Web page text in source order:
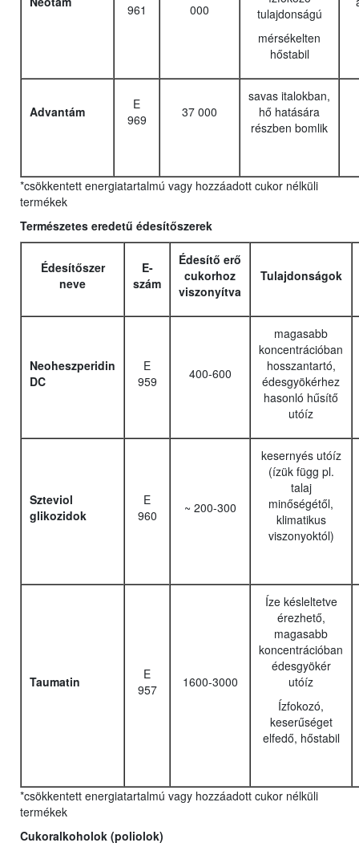
961
000
tulajdonságú
mérsékelten
hőstabil
Advantám
E
969
37 000
savas italokban,
hő hatására
részben bomlik
*csökkentett energiatartalmú vagy hozzáadott cukor nélküli
termékek
Természetes eredetű édesítőszerek
Édesítőszer
neve
E-
szám
Édesítő erő
cukorhoz
viszonyítva
Tulajdonságok
Neoheszperidin
DC
E
959
400-600
magasabb
koncentrációban
hosszantartó,
édesgyökérhez
hasonló hűsítő
utóíz
Szteviol
glikozidok
E
960
~ 200-300
kesernyés utóíz
(ízük függ pl.
talaj
minőségétől,
klimatikus
viszonyoktól)
Taumatin
E
957
1600-3000
Íze késleltetve
érezhető,
magasabb
koncentrációban
édesgyökér
utóíz
Ízfokozó,
keserűséget
elfedő, hőstabil
*csökkentett energiatartalmú vagy hozzáadott cukor nélküli
termékek
Cukoralkoholok (poliolok)